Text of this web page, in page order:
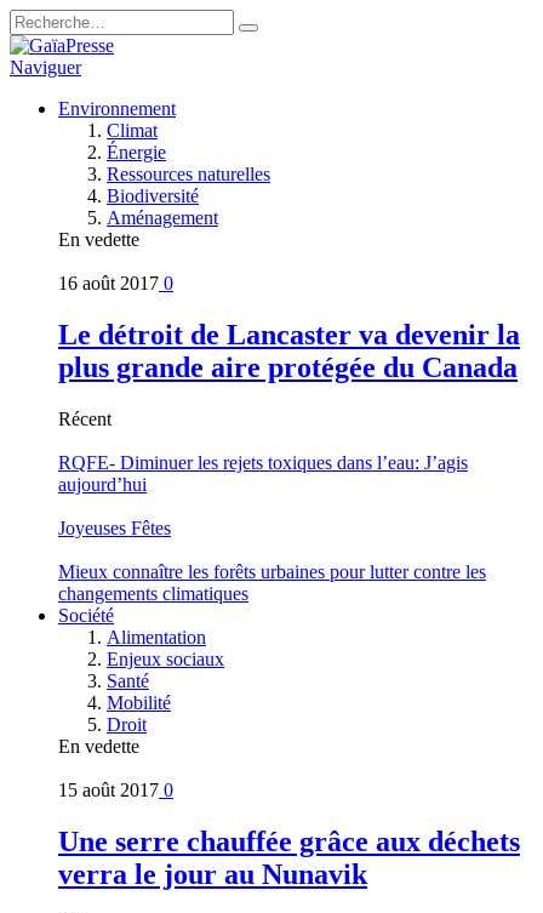
Naviguer
Environnement
Climat
Énergie
Ressources naturelles
Biodiversité
Aménagement
En vedette
16 août 2017 0
Le détroit de Lancaster va devenir la
plus grande aire protégée du Canada
Récent
RQFE- Diminuer les rejets toxiques dans l’eau: J’agis
aujourd’hui
Joyeuses Fêtes
Mieux connaître les forêts urbaines pour lutter contre les
changements climatiques
Société
Alimentation
Enjeux sociaux
Santé
Mobilité
Droit
En vedette
15 août 2017 0
Une serre chauffée grâce aux déchets
verra le jour au Nunavik